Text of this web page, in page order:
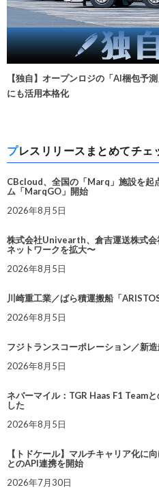
【独自】オープンロジの「AI梱包予
にも活用本格化
プレスリリースまとめてチェ
CBcloud、全国の「Marq」施設を起
ム「MarqGO」開始
2026年8月5日
株式会社Univearth、倉吉運送株式
ネットワークを拡大〜
2026年8月5日
川崎重工業／ばら積運搬船「
2026年8月5日
フジトランスコーポレーション／新
2026年8月5日
ネバーマイル：TGR Haas F1 Team
した
2026年8月5日
【トドケール】マルチキャリア化に
とのAPI連携を開始
2026年7月30日